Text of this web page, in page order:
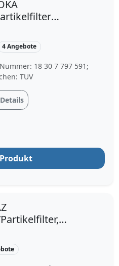
DPF
4 Angebote
18 30 7 797 591;
TUV
BK-881